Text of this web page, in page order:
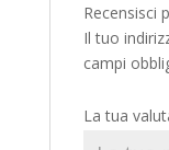
Recensisci
Il tuo
campi
La tua